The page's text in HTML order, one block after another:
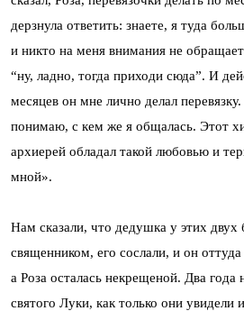
дерзнула ответить: знаете, я туда
и никто на меня внимания не
“ну, ладно, тогда приходи сюда”. И
месяцев он мне лично делал перевязку.
понимаю, с кем же я общалась. Этот
архиерей обладал такой любовью и
мной».
Нам сказали, что дедушка у этих
священником, его сослали, и он
а Роза осталась некрещеной. Два года
святого Луки, как только они увидели